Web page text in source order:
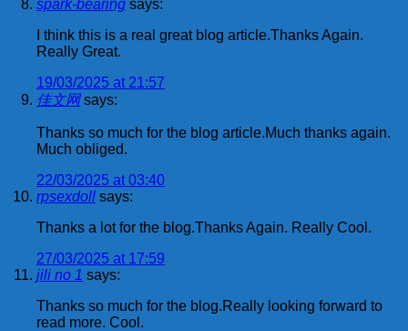
spark-bearing says:
I think this is a real great blog article.Thanks Again.
Really Great.
19/03/2025 at 21:57
佳文网 says:
Thanks so much for the blog article.Much thanks again.
Much obliged.
22/03/2025 at 03:40
rpsexdoll says:
Thanks a lot for the blog.Thanks Again. Really Cool.
27/03/2025 at 17:59
jili no 1 says:
Thanks so much for the blog.Really looking forward to
read more. Cool.